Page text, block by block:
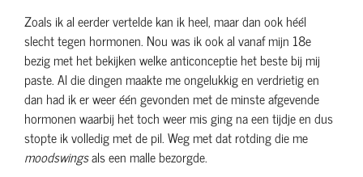
Zoals ik al eerder vertelde kan ik heel, maar dan ook héél
slecht tegen hormonen. Nou was ik ook al vanaf mijn 18e
bezig met het bekijken welke anticonceptie het beste bij mij
paste. Al die dingen maakte me ongelukkig en verdrietig en
dan had ik er weer één gevonden met de minste afgevende
hormonen waarbij het toch weer mis ging na een tijdje en dus
stopte ik volledig met de pil. Weg met dat rotding die me
moodswingsals een malle bezorgde.